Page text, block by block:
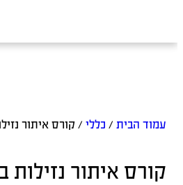
עמוד הבית / כללי / קורס איתור
קורס איתור נזילות